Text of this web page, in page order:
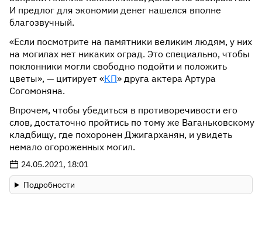
И предлог для экономии денег нашелся вполне
благозвучный.
«Если посмотрите на памятники великим людям, у них
на могилах нет никаких оград. Это специально, чтобы
поклонники могли свободно подойти и положить
цветы», — цитирует «КП» друга актера Артура
Согомоняна.
Впрочем, чтобы убедиться в противоречивости его
слов, достаточно пройтись по тому же Ваганьковскому
кладбищу, где похоронен Джигарханян, и увидеть
немало огороженных могил.
24.05.2021, 18:01
Подробности